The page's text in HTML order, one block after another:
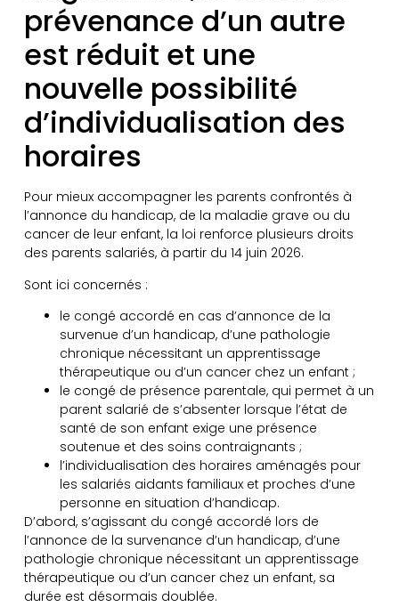
prévenance d’un autre
est réduit et une
nouvelle possibilité
d’individualisation des
horaires
Pour mieux accompagner les parents confrontés à
l’annonce du handicap, de la maladie grave ou du
cancer de leur enfant, la loi renforce plusieurs droits
des parents salariés, à partir du 14 juin 2026.
Sont ici concernés :
le congé accordé en cas d’annonce de la
survenue d’un handicap, d’une pathologie
chronique nécessitant un apprentissage
thérapeutique ou d’un cancer chez un enfant ;
le congé de présence parentale, qui permet à un
parent salarié de s’absenter lorsque l’état de
santé de son enfant exige une présence
soutenue et des soins contraignants ;
l’individualisation des horaires aménagés pour
les salariés aidants familiaux et proches d’une
personne en situation d’handicap.
D’abord, s’agissant du congé accordé lors de
l’annonce de la survenance d’un handicap, d’une
pathologie chronique nécessitant un apprentissage
thérapeutique ou d’un cancer chez un enfant, sa
durée est désormais doublée.